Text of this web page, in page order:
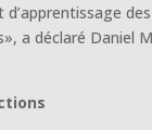
a déclaré Daniel